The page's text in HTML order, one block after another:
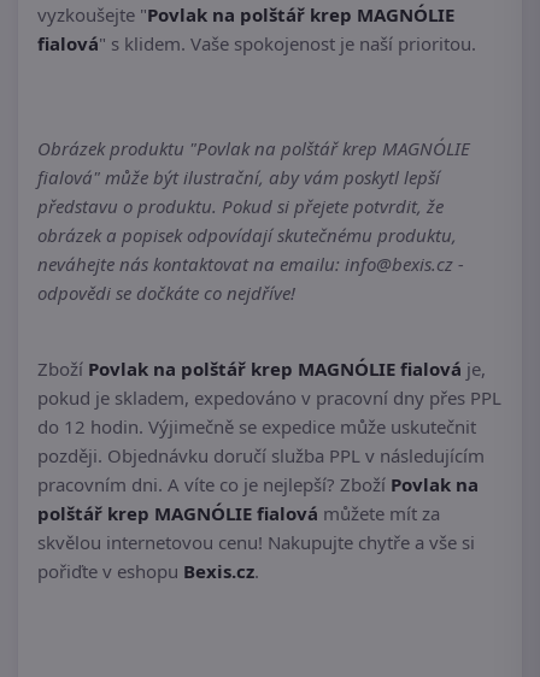
vyzkoušejte "Povlak na polštář krep MAGNÓLIE
fialová" s klidem. Vaše spokojenost je naší prioritou.
Obrázek produktu "Povlak na polštář krep MAGNÓLIE
fialová" může být ilustrační, aby vám poskytl lepší
představu o produktu. Pokud si přejete potvrdit, že
obrázek a popisek odpovídají skutečnému produktu,
neváhejte nás kontaktovat na emailu: info@bexis.cz -
odpovědi se dočkáte co nejdříve!
Zboží Povlak na polštář krep MAGNÓLIE fialová je,
pokud je skladem, expedováno v pracovní dny přes PPL
do 12 hodin. Výjimečně se expedice může uskutečnit
později. Objednávku doručí služba PPL v následujícím
pracovním dni. A víte co je nejlepší? Zboží Povlak na
polštář krep MAGNÓLIE fialová můžete mít za
skvělou internetovou cenu! Nakupujte chytře a vše si
pořiďte v eshopu Bexis.cz.